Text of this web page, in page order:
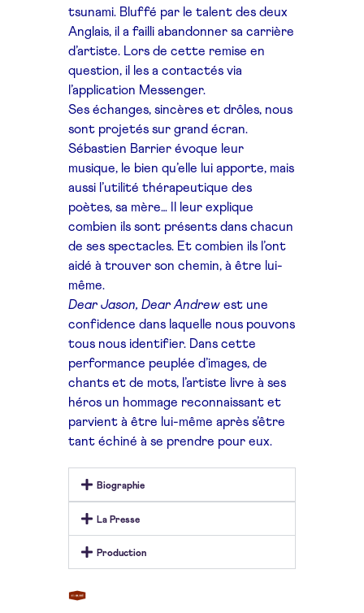
tsunami. Bluffé par le talent des deux
Anglais, il a failli abandonner sa carrière
d’artiste. Lors de cette remise en
question, il les a contactés via
l’application Messenger.
Ses échanges, sincères et drôles, nous
sont projetés sur grand écran.
Sébastien Barrier évoque leur
musique, le bien qu’elle lui apporte, mais
aussi l’utilité thérapeutique des
poètes, sa mère… Il leur explique
combien ils sont présents dans chacun
de ses spectacles. Et combien ils l’ont
aidé à trouver son chemin, à être lui-
même.
Dear Jason, Dear Andrew est une
confidence dans laquelle nous pouvons
tous nous identifier. Dans cette
performance peuplée d’images, de
chants et de mots, l’artiste livre à ses
héros un hommage reconnaissant et
parvient à être lui-même après s’être
tant échiné à se prendre pour eux.
Biographie
La Presse
Production